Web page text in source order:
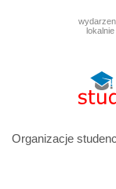
lokalnie
Organizacje